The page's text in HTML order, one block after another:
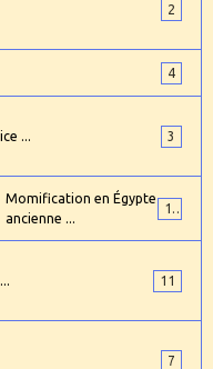
2
4
... 3
Momification en Égypte
ancienne ...
17
11
7